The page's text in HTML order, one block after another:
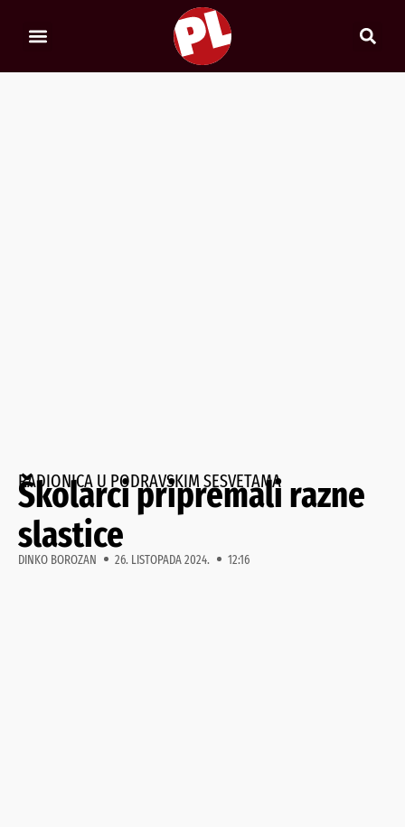
RADIONICA U PODRAVSKIM SESVETAMA
Školarci pripremali razne
slastice
DINKO BOROZAN 26. LISTOPADA 2024. 12:16